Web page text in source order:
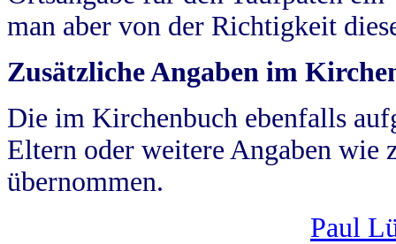
man aber von der Richtigkeit
Zusätzliche Angaben im
Die im Kirchenbuch ebenfalls
Eltern oder weitere Angaben wie
übernommen.
Paul